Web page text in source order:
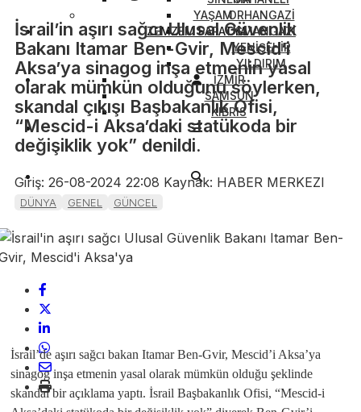
ORHANGAZİ
OSMANGAZİ
YENİŞEHİR
YILDIRIM
İZMİR
SAMSUN
KIBRIS
YAŞAM
ZEMZEM PAPATYA
İsrail’in aşırı sağcı Ulusal Güvenlik
Bakanı Itamar Ben-Gvir, Mescid’i
Aksa’ya sinagog inşa etmenin yasal
olarak mümkün olduğunu söylerken,
skandal çıkışı Başbakanlık Ofisi,
“Mescid-i Aksa’daki statükoda bir
değişiklik yok” denildi.
Giriş: 26-08-2024 22:08 Kaynak: HABER MERKEZI
DÜNYA GENEL GÜNCEL
İsrail’de aşırı sağcı bakan Itamar Ben-Gvir, Mescid’i Aksa’ya
sinagog inşa etmenin yasal olarak mümkün olduğu şeklinde
skandal bir açıklama yaptı. İsrail Başbakanlık Ofisi, “Mescid-i